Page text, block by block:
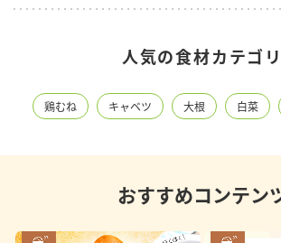
人気の食材カテゴリ
鶏むね キャベツ 大根 白菜
おすすめコンテン